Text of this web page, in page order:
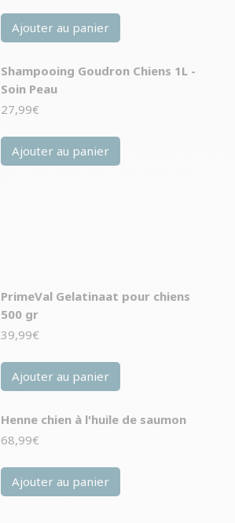
Ajouter au panier
Shampooing Goudron Chiens 1L -
Soin Peau
27,99€
Ajouter au panier
PrimeVal Gelatinaat pour chiens
500 gr
39,99€
Ajouter au panier
Henne chien à l'huile de saumon
68,99€
Ajouter au panier